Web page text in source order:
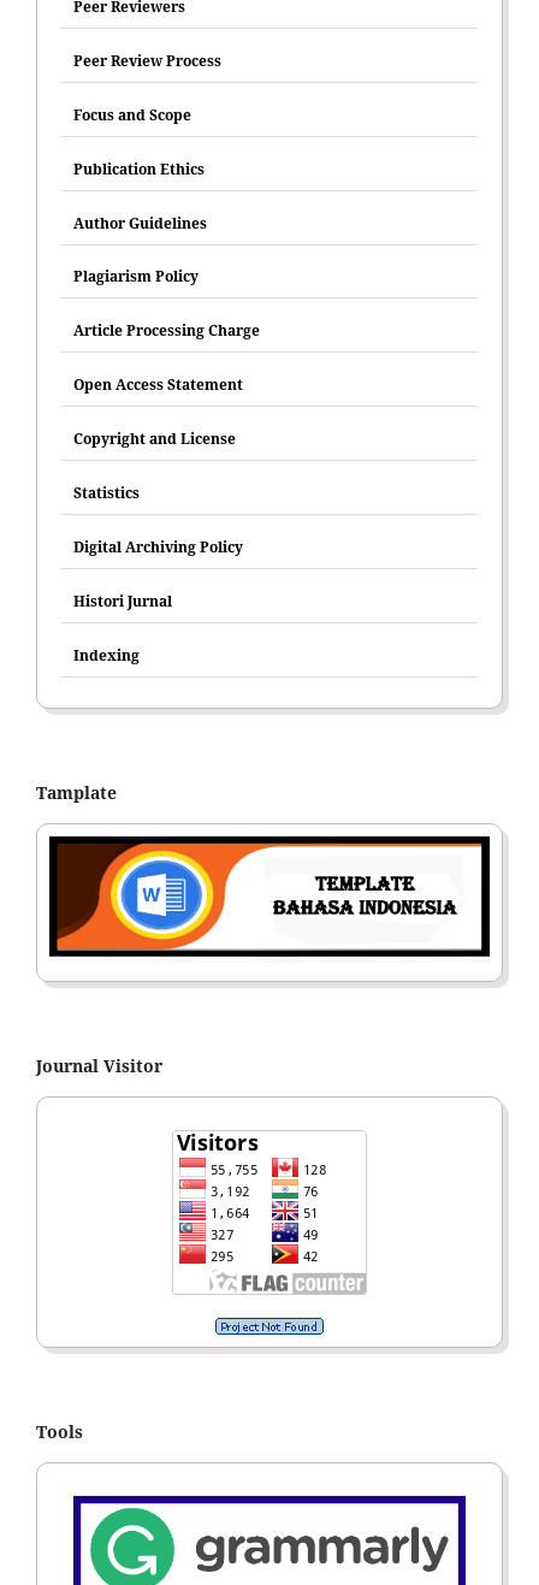
Peer Reviewers
Peer Review Process
Focus and Scope
Publication Ethics
Author Guidelines
Plagiarism Policy
Article Processing Charge
Open Access Statement
Copyright and License
Statistics
Digital Archiving Policy
Histori Jurnal
Indexing
Tamplate
Journal Visitor
Tools